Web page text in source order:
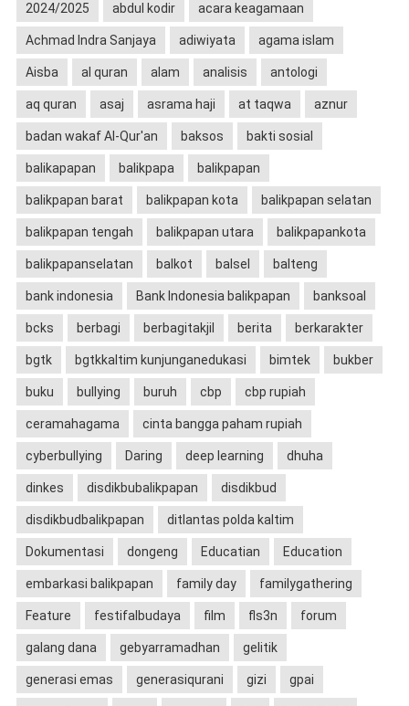
2024/2025 abdul kodir acara keagamaan
Achmad Indra Sanjaya adiwiyata agama islam
Aisba al quran alam analisis antologi
aq quran asaj asrama haji at taqwa aznur
badan wakaf Al-Qur'an baksos bakti sosial
balikapapan balikpapa balikpapan
balikpapan barat balikpapan kota balikpapan selatan
balikpapan tengah balikpapan utara balikpapankota
balikpapanselatan balkot balsel balteng
bank indonesia Bank Indonesia balikpapan banksoal
bcks berbagi berbagitakjil berita berkarakter
bgtk bgtkkaltim kunjunganedukasi bimtek bukber
buku bullying buruh cbp cbp rupiah
ceramahagama cinta bangga paham rupiah
cyberbullying Daring deep learning dhuha
dinkes disdikbubalikpapan disdikbud
disdikbudbalikpapan ditlantas polda kaltim
Dokumentasi dongeng Educatian Education
embarkasi balikpapan family day familygathering
Feature festifalbudaya film fls3n forum
galang dana gebyarramadhan gelitik
generasi emas generasiqurani gizi gpai